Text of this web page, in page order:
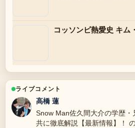
コッソンビ熱愛史 キム
ライブコメント
高橋 蓮
Snow Man佐久間大介の学歴
共に徹底解説【最新情報】！